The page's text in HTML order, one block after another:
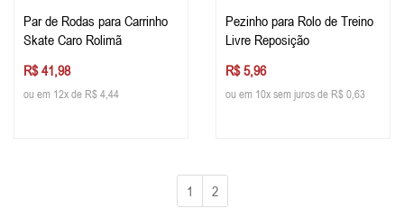
Par de Rodas para Carrinho
Skate Caro Rolimã
R$ 41,98
ou em 12x de R$ 4,44
Pezinho para Rolo de Treino
Livre Reposição
R$ 5,96
ou em 10x sem juros de R$ 0,63
1 2